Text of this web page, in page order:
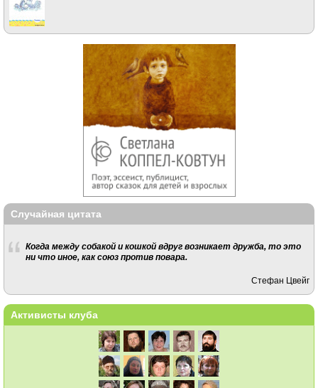
Случайная цитата
Когда между собакой и кошкой вдруг возникает дружба, то это
ни что иное, как союз против повара.
Стефан Цвейг
Активисты клуба